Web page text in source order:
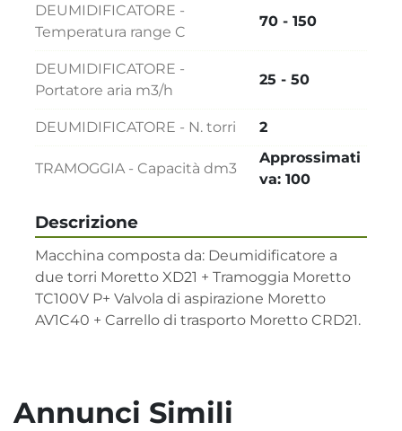
Descrizione
Macchina composta da: Deumidificatore a
due torri Moretto XD21 + Tramoggia Moretto
TC100V P+ Valvola di aspirazione Moretto
AV1C40 + Carrello di trasporto Moretto CRD21.
DEUMIDIFICATORE -
Temperatura range C
70 - 150
DEUMIDIFICATORE -
Portatore aria m3/h
25 - 50
DEUMIDIFICATORE - N. torri 2
TRAMOGGIA - Capacità dm3
Approssimati
va: 100
Annunci Simili